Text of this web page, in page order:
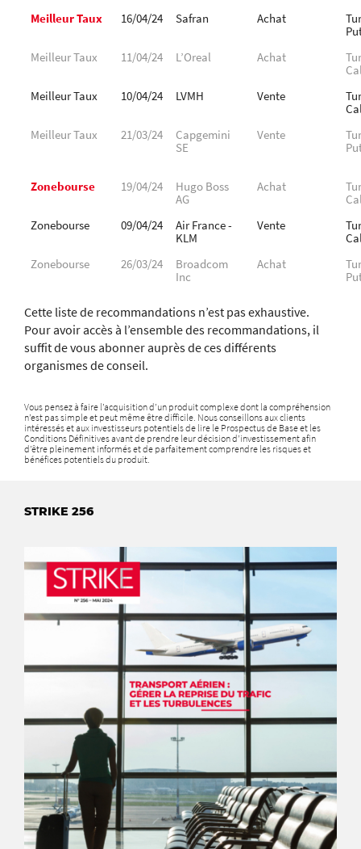
Meilleur Taux 16/04/24 Safran Achat
Meilleur Taux
11/04/24 L’Oreal Achat
Meilleur Taux
10/04/24 LVMH Vente
Meilleur Taux
21/03/24
Capgemini
SE
Vente
Zonebourse 19/04/24
Hugo Boss
AG
Achat
Zonebourse
09/04/24
Air France -
KLM
Vente
Zonebourse
26/03/24
Broadcom
Inc
Achat
Cette liste de recommandations n’est pas exhaustive.
Pour avoir accès à l’ensemble des recommandations, il
suffit de vous abonner auprès de ces différents
organismes de conseil.
Vous pensez à faire l’acquisition d’un produit complexe dont la compréhension
n’est pas simple et peut même être difficile. Nous conseillons aux clients
intéressés et aux investisseurs potentiels de lire le Prospectus de Base et les
Conditions Définitives avant de prendre leur décision d’investissement afin
d’être pleinement informés et de parfaitement comprendre les risques et
bénéfices potentiels du produit.
STRIKE 256